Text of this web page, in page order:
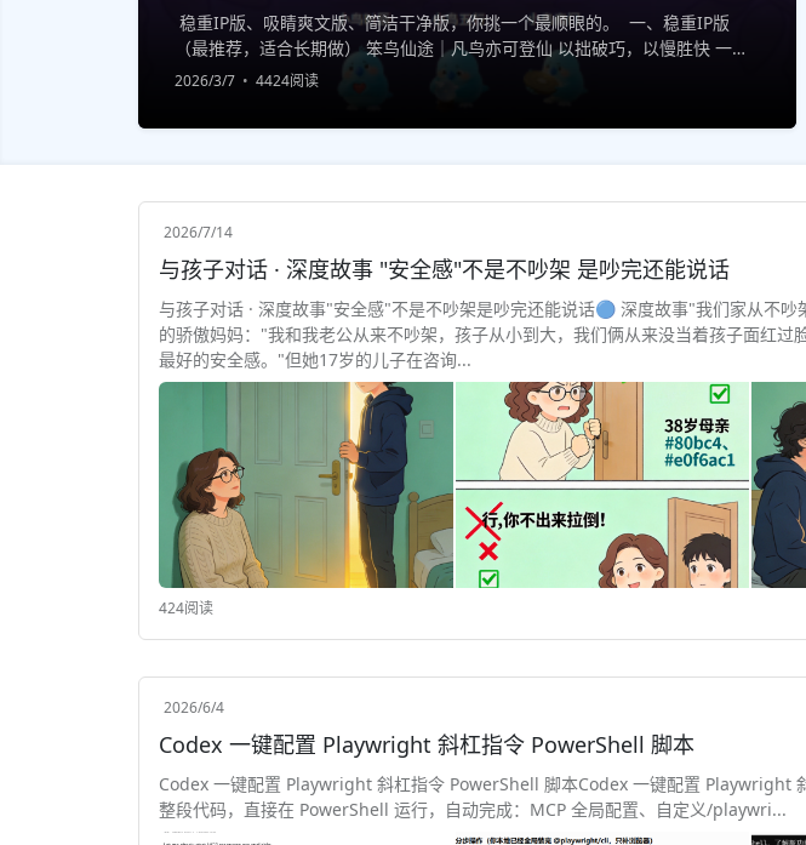
稳重IP版、吸睛爽文版、简洁干净版，你挑一个最顺眼的。 一、稳重IP版
（最推荐，适合长期做） 笨鸟仙途｜凡鸟亦可登仙 以拙破巧，以慢胜快 一步
一印，终成大道 专注原创修仙IP｜小说·游戏·世界观 结缘修仙，...
2026/3/7 4424阅读
2026/7/14
与孩子对话 · 深度故事 "安全感"不是不吵架 是吵完还能说话
与孩子对话 · 深度故事"安全感"不是不吵架是吵完还能说话🔵 深度故事"我们家从不
的骄傲妈妈："我和我老公从来不吵架，孩子从小到大，我们俩从来没当着孩子面红过
最好的安全感。"但她17岁的儿子在咨询...
424阅读
2026/6/4
Codex 一键配置 Playwright 斜杠指令 PowerShell 脚本
Codex 一键配置 Playwright 斜杠指令 PowerShell 脚本Codex 一键配置 Playwright
整段代码，直接在 PowerShell 运行，自动完成：MCP 全局配置、自定义/playwri...